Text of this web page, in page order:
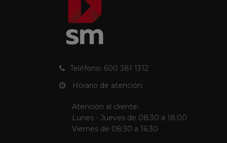
Teléfono: 600 381 1312
Horario de atención:
Atención al cliente:
Lunes - Jueves de 08:30 a 18:00
Viernes de 08:30 a 16:30